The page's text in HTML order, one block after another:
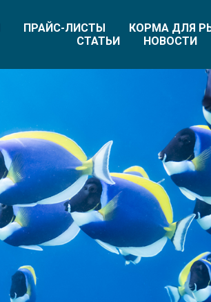
ПРАЙС-ЛИСТЫ КОРМА ДЛЯ
СТАТЬИ
НОВОСТИ